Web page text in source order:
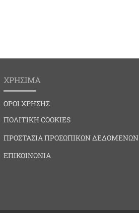
ΧΡΗΣΙΜΑ
ΟΡΟΙ ΧΡΗΣΗΣ
ΠΟΛΙΤΙΚΗ COOKIES
ΠΡΟΣΤΑΣΙΑ ΠΡΟΣΩΠΙΚΩΝ ΔΕΔΟΜΕΝΩΝ
ΕΠΙΚΟΙΝΩΝΙΑ